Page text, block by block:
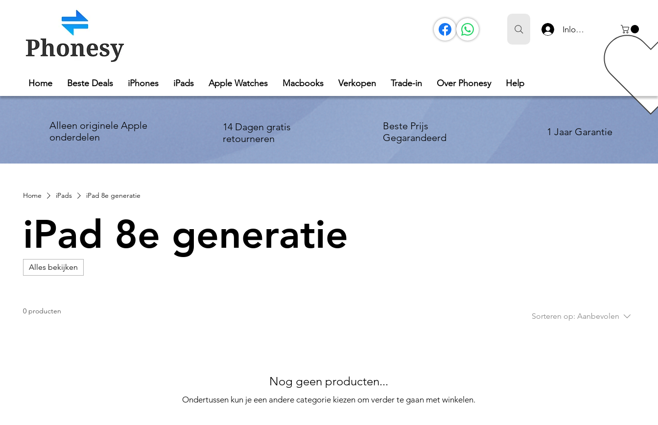
Inloggen
Home Beste Deals iPhones iPads Apple Watches Macbooks Verkopen Trade-in Over Phonesy Help
Alleen originele Apple
onderdelen
14 Dagen gratis
retourneren
Beste Prijs
Gegarandeerd
1 Jaar Garantie
Home iPads iPad 8e generatie
iPad 8e generatie
Alles bekijken
0 producten
Sorteren op: Aanbevolen
Nog geen producten...
Ondertussen kun je een andere categorie kiezen om verder te gaan met winkelen.